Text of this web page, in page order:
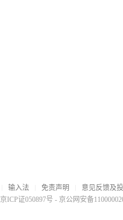
输入法 免责声明
意见反馈及
京ICP证050897号 - 京公网安备